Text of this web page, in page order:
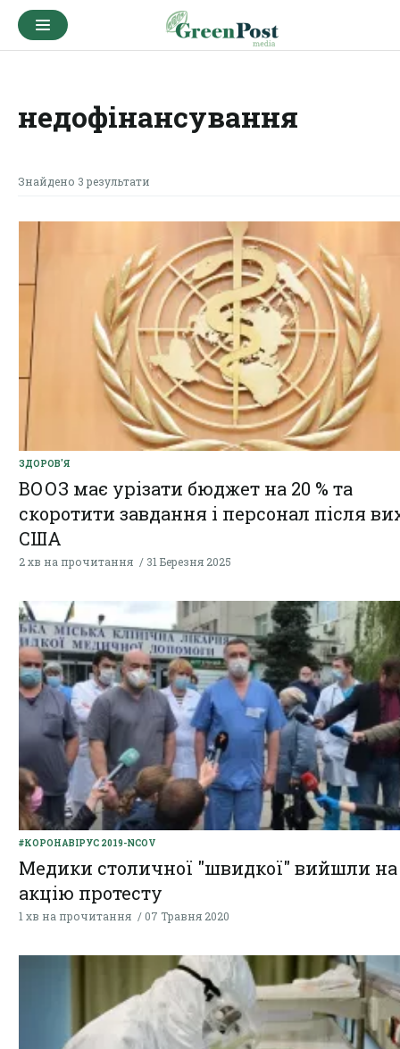
недофінансування
Знайдено 3 результати
ЗДОРОВ'Я
ВООЗ має урізати бюджет на 20 % та
скоротити завдання і персонал після
США
2 хв на прочитання 31 Березня 2025
#КОРОНАВІРУС 2019-NCOV
Медики столичної "швидкої" вийшли на
акцію протесту
1 хв на прочитання 07 Травня 2020